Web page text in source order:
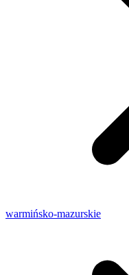
warmińsko-mazurskie